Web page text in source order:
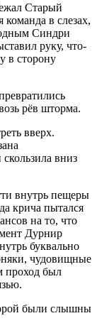
Старый
в слезах,
Синдри
руку, что-
в сторону
рёв шторма.
вверх.
вниз
внутрь пещеры
крича пытался
на то, что
Дурнир
буквально
чудовищные
проход был
были слышны